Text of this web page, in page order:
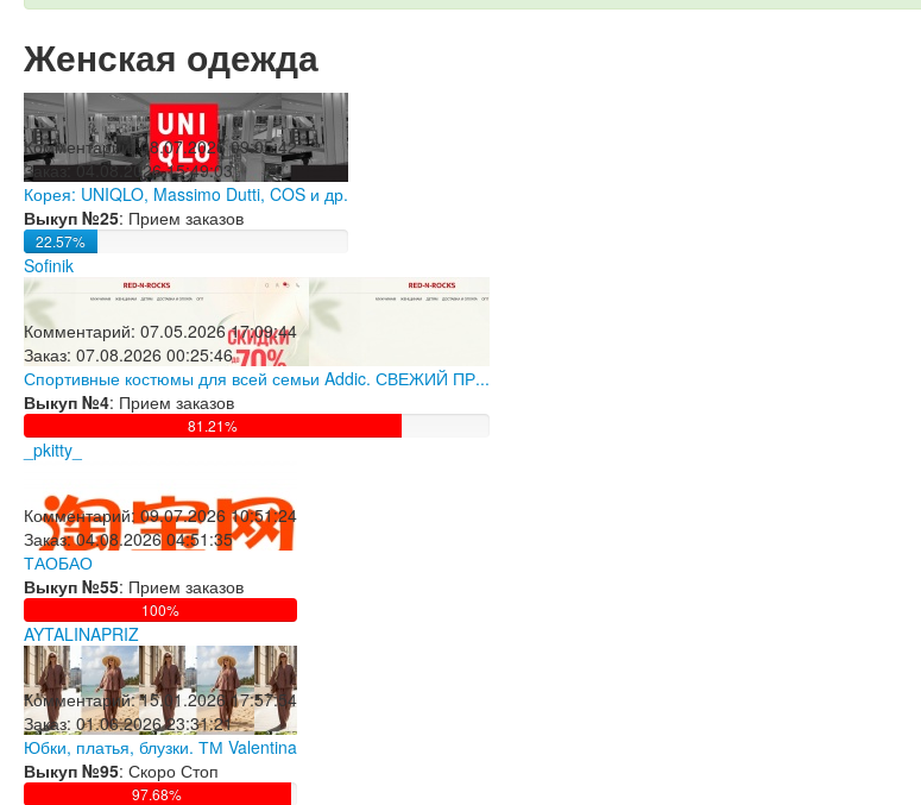
Женская одежда
Комментарий:08.07.2026 09:05:42
Заказ:04.08.2026 15:49:03
Корея: UNIQLO, Massimo Dutti, COS и др.
Выкуп №25: Прием заказов
22.57%
Sofinik
Комментарий: 07.05.2026 17:09:44
Заказ: 07.08.2026 00:25:46
Спортивные костюмы для всей семьи Addic. СВЕЖИЙ ПР...
Выкуп №4: Прием заказов
81.21%
_pkitty_
Комментарий: 09.07.2026 10:51:24
Заказ:04.08.2026 04:51:35
ТАОБАО
Выкуп №55: Прием заказов
100%
AYTALINAPRIZ
Комментарий:15.01.2026 17:57:54
Заказ: 01.06.2026 23:31:21
Юбки, платья, блузки. ТМ Valentina
Выкуп №95: Скоро Стоп
97.68%